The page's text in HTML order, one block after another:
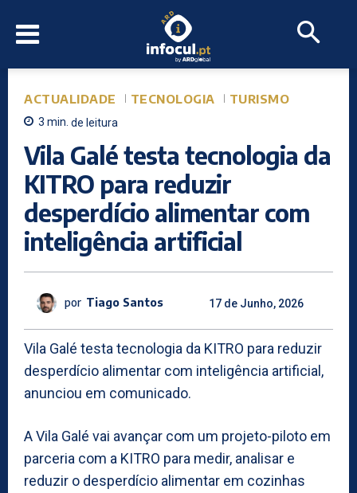
ACTUALIDADE TECNOLOGIA TURISMO
3 min. de leitura
Vila Galé testa tecnologia da
KITRO para reduzir
desperdício alimentar com
inteligência artificial
por Tiago Santos 17 de Junho, 2026
Vila Galé testa tecnologia da KITRO para reduzir
desperdício alimentar com inteligência artificial,
anunciou em comunicado.
A Vila Galé vai avançar com um projeto-piloto em
parceria com a KITRO para medir, analisar e
reduzir o desperdício alimentar em cozinhas